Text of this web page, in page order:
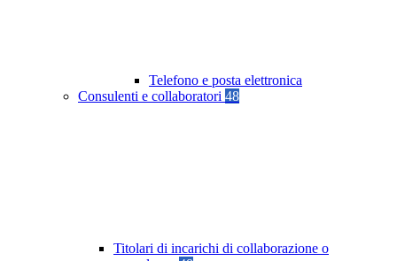
Telefono e posta elettronica
Consulenti e collaboratori 48
Titolari di incarichi di collaborazione o